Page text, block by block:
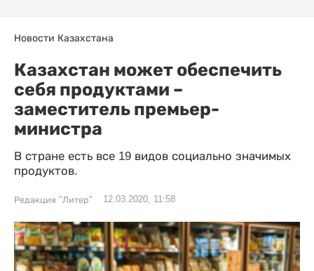
Новости Казахстана
Казахстан может обеспечить
себя продуктами –
заместитель премьер-
министра
В стране есть все 19 видов социально значимых
продуктов.
Редакция "Литер" 12.03.2020, 11:58